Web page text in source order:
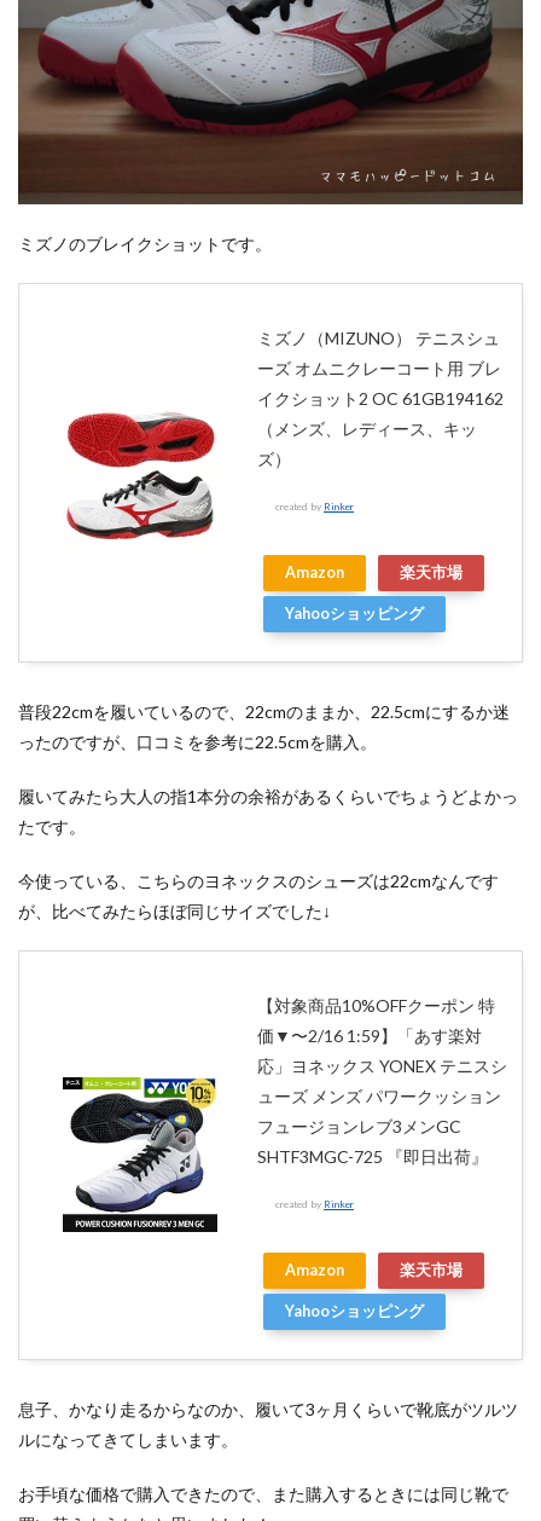
ミズノのブレイクショットです。
ミズノ（MIZUNO） テニスシュ
ーズ オムニクレーコート用 ブレ
イクショット2 OC 61GB194162
（メンズ、レディース、キッ
ズ）
created by Rinker
Amazon 楽天市場
Yahooショッピング
普段22cmを履いているので、22cmのままか、22.5cmにするか迷
ったのですが、口コミを参考に22.5cmを購入。
履いてみたら大人の指1本分の余裕があるくらいでちょうどよかっ
たです。
今使っている、こちらのヨネックスのシューズは22cmなんです
が、比べてみたらほぼ同じサイズでした↓
【対象商品10%OFFクーポン 特
価▼〜2/16 1:59】「あす楽対
応」ヨネックス YONEX テニスシ
ューズ メンズ パワークッション
フュージョンレブ3メンGC
SHTF3MGC-725 『即日出荷』
created by Rinker
Amazon 楽天市場
Yahooショッピング
息子、かなり走るからなのか、履いて3ヶ月くらいで靴底がツルツ
ルになってきてしまいます。
お手頃な価格で購入できたので、また購入するときには同じ靴で